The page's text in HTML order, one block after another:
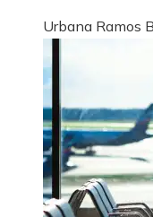
Urbana Ramos